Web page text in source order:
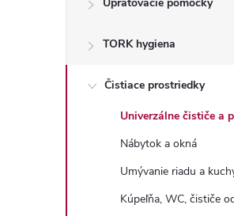
ý
TORK hygiena
Čistiace prostriedky
Univerzálne čističe a
Nábytok a okná
Umývanie riadu a
Kúpeľňa, WC, čističe